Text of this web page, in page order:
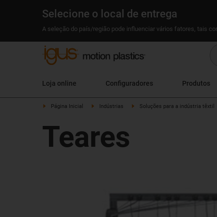
Selecione o local de entrega
A seleção do país/região pode influenciar vários fatores, tais
Loja online Configuradores Produtos
Página Inicial Indústrias Soluções para a indústria têxtil
Teares